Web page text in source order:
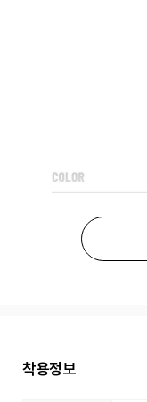
착용정보